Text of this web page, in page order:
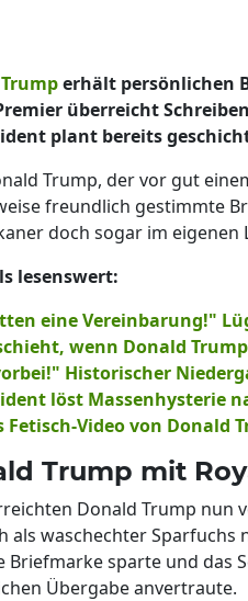
erhält persönlichen
überreicht
plant bereits
Trump, der vor gut
freundlich gestimmte
doch sogar im
lesenswert:
eine Vereinbarung!"
wenn Donald
Historischer
löst Massenhysterie
Fetisch-Video von Donald
Trump mit
Donald Trump nun
als waschechter
Briefmarke sparte und das
Übergabe anvertraute.